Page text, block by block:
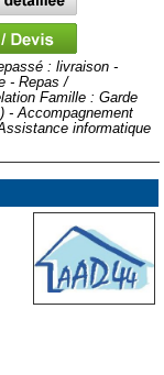
: livraison -
- Repas /
Famille : Garde
- Accompagnement
informatique